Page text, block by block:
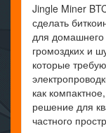
Jingle Miner
сделать
для домашнего
громоздких и
которые
как
решение для
частного